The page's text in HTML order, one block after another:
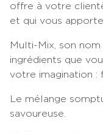
offre à votre
et qui vous
Multi-Mix, son
ingrédients que
votre imagination :
Le mélange
savoureuse.